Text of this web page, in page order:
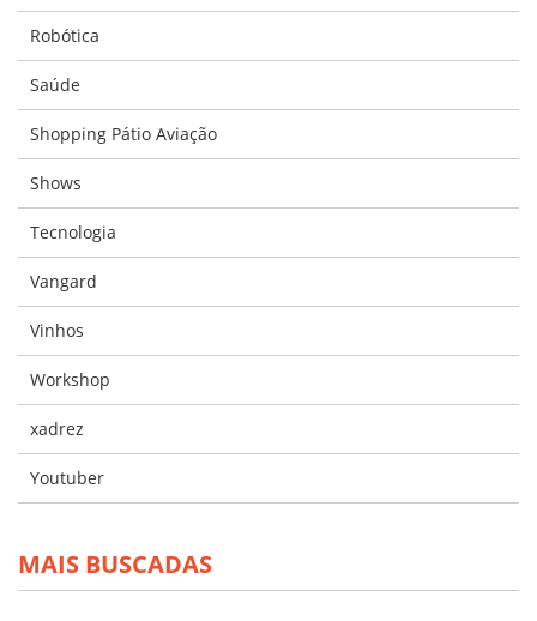
Robótica
Saúde
Shopping Pátio Aviação
Shows
Tecnologia
Vangard
Vinhos
Workshop
xadrez
Youtuber
MAIS BUSCADAS